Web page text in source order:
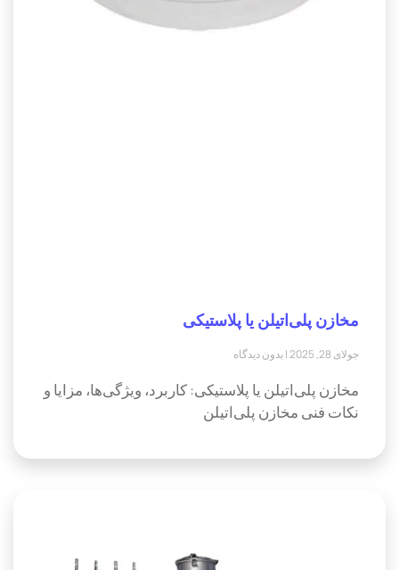
مخازن پلی‌اتیلن یا پلاستیکی
جولای 28, 2025 بدون دیدگاه
مخازن پلی‌اتیلن یا پلاستیکی: کاربرد، ویژگی‌ها، مزایا و
نکات فنی مخازن پلی‌اتیلن